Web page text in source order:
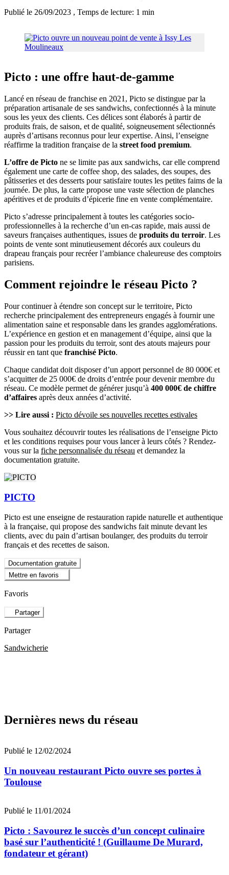
Publié le 26/09/2023 , Temps de lecture: 1 min
Picto : une offre haut-de-gamme
Lancé en réseau de franchise en 2021, Picto se distingue par la
préparation artisanale de ses sandwichs, confectionnés à la minute
sous les yeux des clients. Ces délices sont élaborés à partir de
produits frais, de saison, et de qualité, soigneusement sélectionnés
auprès d’artisans reconnus pour leur expertise. Ainsi, l’enseigne
réaffirme la tradition française de la street food premium.
L’offre de Picto ne se limite pas aux sandwichs, car elle comprend
également une carte de coffee shop, des salades, des soupes, des
pâtisseries et des desserts pour satisfaire toutes les petites faims de la
journée. De plus, la carte propose une vaste sélection de planches
apéritives et de produits d’épicerie fine en vente complémentaire.
Picto s’adresse principalement à toutes les catégories socio-
professionnelles à la recherche d’un en-cas rapide, mais aussi de
saveurs françaises authentiques, issues de produits du terroir. Les
points de vente sont minutieusement décorés aux couleurs du
drapeau français pour recréer l’ambiance chaleureuse des comptoirs
parisiens.
Comment rejoindre le réseau Picto ?
Pour continuer à étendre son concept sur le territoire, Picto
recherche principalement des entrepreneurs engagés à fournir une
alimentation saine et responsable dans les grandes agglomérations.
L’expérience en gestion et en management d’équipe, ainsi que la
passion pour les produits du terroir, sont des atouts majeurs pour
réussir en tant que franchisé Picto.
Chaque candidat doit disposer d’un apport personnel de 80 000€ et
s’acquitter de 25 000€ de droits d’entrée pour devenir membre du
réseau. Ce modèle permet de générer jusqu’à 400 000€ de chiffre
d’affaires après deux années d’activité.
>> Lire aussi : Picto dévoile ses nouvelles recettes estivales
Vous souhaitez découvrir toutes les réalisations de l’enseigne Picto
et les conditions requises pour vous lancer à leurs côtés ? Rendez-
vous sur la fiche personnalisée du réseau et demandez la
documentation gratuite.
PICTO
Picto est une enseigne de restauration rapide naturelle et authentique
à la française, qui propose des sandwichs fait minute devant les
clients, avec du pain d’artisan boulanger, des produits du terroir
français et des recettes de saison.
Documentation gratuite
Mettre en favoris
Favoris
Partager
Partager
Sandwicherie
Dernières news du réseau
Publié le 12/02/2024
Un nouveau restaurant Picto ouvre ses portes à
Toulouse
Publié le 11/01/2024
Picto : Savourez le succès d’un concept culinaire
basé sur l’authenticité ! (Guillaume De Murard,
fondateur et gérant)